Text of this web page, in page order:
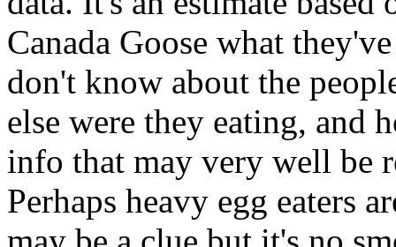
Canada Goose what
don't know about the
else were they eating, and
info that may very well be
Perhaps heavy egg eaters